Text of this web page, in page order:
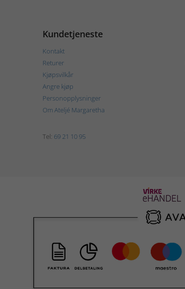
Kundetjeneste
Kontakt
Returer
Kjøpsvilkår
Angre kjøp
Personopplysninger
Om Ateljé Margaretha
Tel: 69 21 10 95